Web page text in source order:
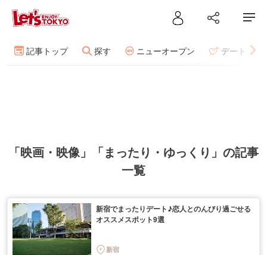
記事トップ 探す ニューオープン デート
「映画・映像」「まったり・ゆっくり」の記事
一覧
新宿でまったりデート♪恋人とのんびり過ごせる
オススメスポット9選
新宿